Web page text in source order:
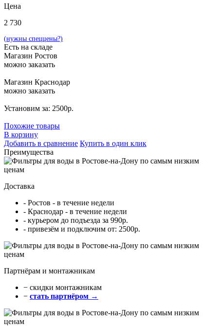
Цена
2 730
(нужны спеццены?)
Есть на складе
Магазин Ростов
можно заказать
Магазин Краснодар
можно заказать
Установим за: 2500р.
Похожие товары
В корзину
Добавить в сравнение Купить в один клик
Преимущества
Доставка
- Ростов - в течение недели
- Краснодар - в течение недели
- курьером до подъезда за 990р.
- привезём и подключим от: 2500р.
Партнёрам и монтажникам
− cкидки монтажникам
− стать партнёром →